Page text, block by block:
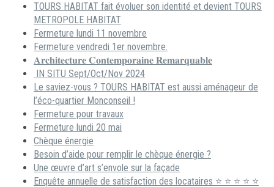
TOURS HABITAT fait évoluer son identité et devient TOURS
METROPOLE HABITAT
Fermeture lundi 11 novembre
Fermeture vendredi 1er novembre.
𝐀𝐫𝐜𝐡𝐢𝐭𝐞𝐜𝐭𝐮𝐫𝐞 𝐂𝐨𝐧𝐭𝐞𝐦𝐩𝐨𝐫𝐚𝐢𝐧𝐞 𝐑𝐞𝐦𝐚𝐫𝐪𝐮𝐚𝐛𝐥𝐞
IN SITU Sept/Oct/Nov 2024
Le saviez-vous ? TOURS HABITAT est aussi aménageur de
l’éco-quartier Monconseil !
Fermeture pour travaux
Fermeture lundi 20 mai
Chèque énergie
Besoin d’aide pour remplir le chèque énergie ?
Une œuvre d’art s’envole sur la façade
Enquête annuelle de satisfaction des locataires ⭐ ⭐ ⭐ ⭐ ⭐